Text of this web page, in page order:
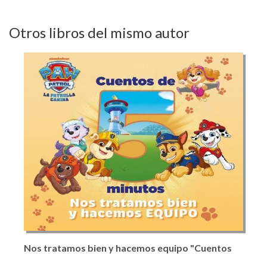
Otros libros del mismo autor
Nos tratamos bien y hacemos equipo "Cuentos